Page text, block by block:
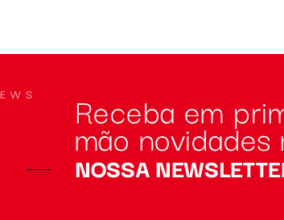
Receba em
mão novidades
NOSSA